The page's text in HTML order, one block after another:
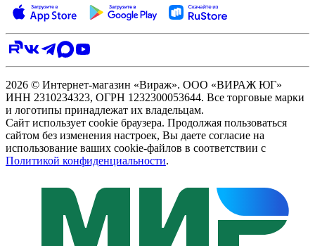
2026 © Интернет-магазин «Вираж». ООО «ВИРАЖ ЮГ»
ИНН 2310234323, ОГРН 1232300053644. Все торговые марки
и логотипы принадлежат их владельцам.
Сайт использует cookie браузера. Продолжая пользоваться
сайтом без изменения настроек, Вы даете согласие на
использование ваших cookie-файлов в соответствии с
Политикой конфиденциальности.